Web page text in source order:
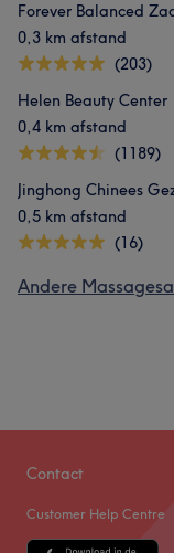
Forever Balanced
0,3 km afstand
(203)
Helen Beauty Center
0,4 km afstand
(1189)
Jinghong Chinees
0,5 km afstand
(16)
Andere
Contact
Customer Help Centre